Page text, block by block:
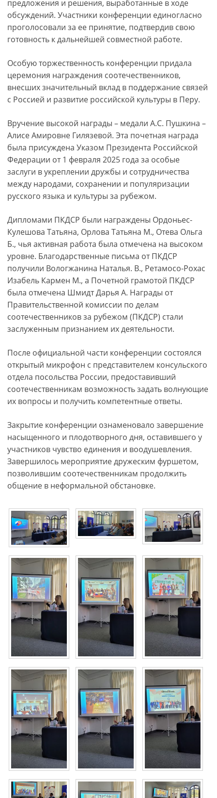
предложения и решения, выработанные в ходе
обсуждений. Участники конференции единогласно
проголосовали за ее принятие, подтвердив свою
готовность к дальнейшей совместной работе.
Особую торжественность конференции придала
церемония награждения соотечественников,
внесших значительный вклад в поддержание связей
с Россией и развитие российской культуры в Перу.
Вручение высокой награды – медали А.С. Пушкина –
Алисе Амировне Гилязевой. Эта почетная награда
была присуждена Указом Президента Российской
Федерации от 1 февраля 2025 года за особые
заслуги в укреплении дружбы и сотрудничества
между народами, сохранении и популяризации
русского языка и культуры за рубежом.
Дипломами ПКДСР были награждены Ордоньес-
Кулешова Татьяна, Орлова Татьяна М., Отева Ольга
Б., чья активная работа была отмечена на высоком
уровне. Благодарственные письма от ПКДСР
получили Вологжанина Наталья. В., Ретамосо-Рохас
Изабель Кармен М., а Почетной грамотой ПКДСР
была отмечена Шмидт Дарья А. Награды от
Правительственной комиссии по делам
соотечественников за рубежом (ПКДСР) стали
заслуженным признанием их деятельности.
После официальной части конференции состоялся
открытый микрофон с представителем консульского
отдела посольства России, предоставивший
соотечественникам возможность задать волнующие
их вопросы и получить компетентные ответы.
Закрытие конференции ознаменовало завершение
насыщенного и плодотворного дня, оставившего у
участников чувство единения и воодушевления.
Завершилось мероприятие дружеским фуршетом,
позволившим соотечественникам продолжить
общение в неформальной обстановке.